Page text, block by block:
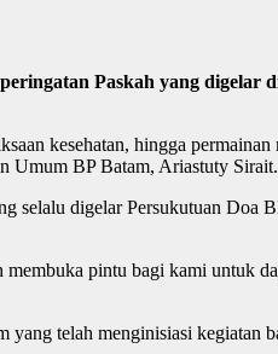
Paskah yang digelar
kesehatan, hingga
Umum BP Batam, Ariastuty Sirait.
selalu digelar Persukutuan Doa
pintu bagi kami untuk
yang telah menginisiasi kegiatan